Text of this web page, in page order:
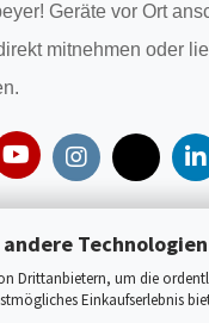
Technologien
Drittanbietern, um die
Einkaufserlebnis
Geräte vor Ort
mitnehmen oder